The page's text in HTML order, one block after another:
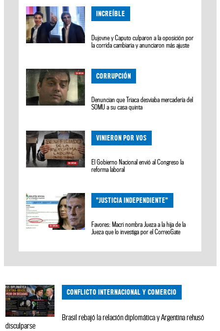
INCREÍBLE
Dujovne y Caputo culparon a la oposición por
la corrida cambiaria y anunciaron más ajuste
CORRUPCIÓN
Denuncian que Triaca desviaba mercadería del
SOMU a su casa quinta
VINIERON POR VOS
El Gobierno Nacional envió al Congreso la
reforma laboral
"JUSTICIA INDEPENDIENTE"
Favores: Macri nombra Jueza a la hija de la
Jueza que lo investiga por el CorreoGate
CONFLICTO INTERNACIONAL Y COMERCIO
Brasil rebajó la relación diplomática y Argentina rehusó
disculparse